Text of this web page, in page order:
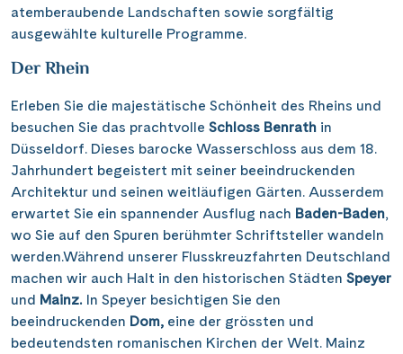
atemberaubende Landschaften sowie sorgfältig
ausgewählte kulturelle Programme.
Der Rhein
Erleben Sie die majestätische Schönheit des Rheins und
besuchen Sie das prachtvolle Schloss Benrath in
Düsseldorf. Dieses barocke Wasserschloss aus dem 18.
Jahrhundert begeistert mit seiner beeindruckenden
Architektur und seinen weitläufigen Gärten. Ausserdem
erwartet Sie ein spannender Ausflug nach Baden-Baden,
wo Sie auf den Spuren berühmter Schriftsteller wandeln
werden.Während unserer Flusskreuzfahrten Deutschland
machen wir auch Halt in den historischen Städten Speyer
und Mainz.In Speyer besichtigen Sie den
beeindruckenden Dom, eine der grössten und
bedeutendsten romanischen Kirchen der Welt. Mainz